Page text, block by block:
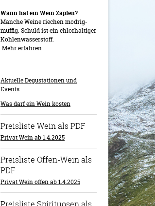
Wann hat ein Wein Zapfen?
Manche Weine riechen modrig-
muffig. Schuld ist ein chlorhaltiger
Kohlenwasserstoff.
Mehr erfahren
Aktuelle Degustationen und
Events
Was darf ein Wein kosten
Preisliste Wein als PDF
Privat Wein ab 1.4.2025
Preisliste Offen-Wein als
PDF
Privat Wein offen ab 1.4.2025